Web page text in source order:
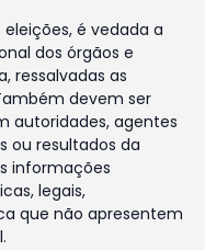
é vedada a
dos órgãos e
ressalvadas as
devem ser
autoridades, agentes
ou resultados da
informações
legais,
que não apresentem